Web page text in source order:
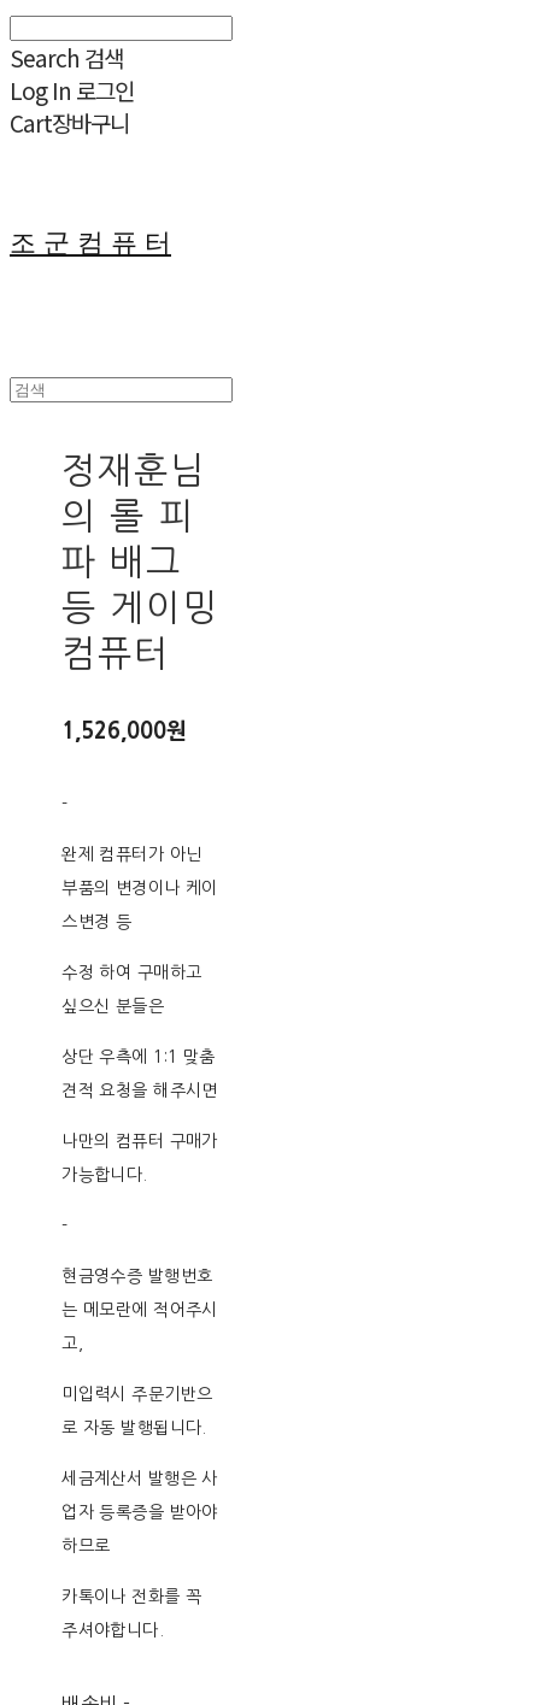
Search 검색
Log In 로그인
Cart장바구니
조 군 컴 퓨 터
정재훈님
의 롤 피
파 배그
등 게이밍
컴퓨터
1,526,000원
-
완제 컴퓨터가 아닌
부품의 변경이나 케이
스변경 등
수정 하여 구매하고
싶으신 분들은
상단 우측에 1:1 맞춤
견적 요청을 해주시면
나만의 컴퓨터 구매가
가능합니다.
-
현금영수증 발행번호
는 메모란에 적어주시
고,
미입력시 주문기반으
로 자동 발행됩니다.
세금계산서 발행은 사
업자 등록증을 받아야
하므로
카톡이나 전화를 꼭
주셔야합니다.